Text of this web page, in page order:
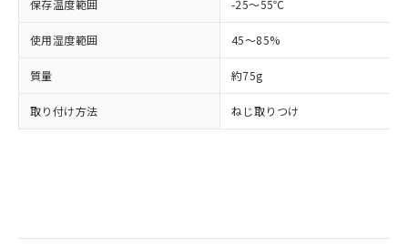
保存温度範囲 -25～55℃
使用湿度範囲 45～85%
質量 約75g
取り付け方法 ねじ取りつけ
マイパーツ機能（部品リスト作成サー
ビス）をご利用いただくには、I-Web
メンバーズにご登録されている必要が
お客様が当ウェブサイト上で当社にご
登録された部品リストについて、当社
および当社の共同利用者が、当社の製
用者の範囲」に記載されている法人を
月が前後することがあります。
※3 非含有証明書ダウンロード
下記の非含有証明書をダウンロードするこ
質が外部に漏えいし、環境に深刻な影響を
及ぼさない年数を意味します。
「－」：未確認です。当社販売部門へお問
法に輸出するおそれがある場合は、取
り引きをいたしません。
空
受注生産機種、また在庫状況の
情報を公開していない機種